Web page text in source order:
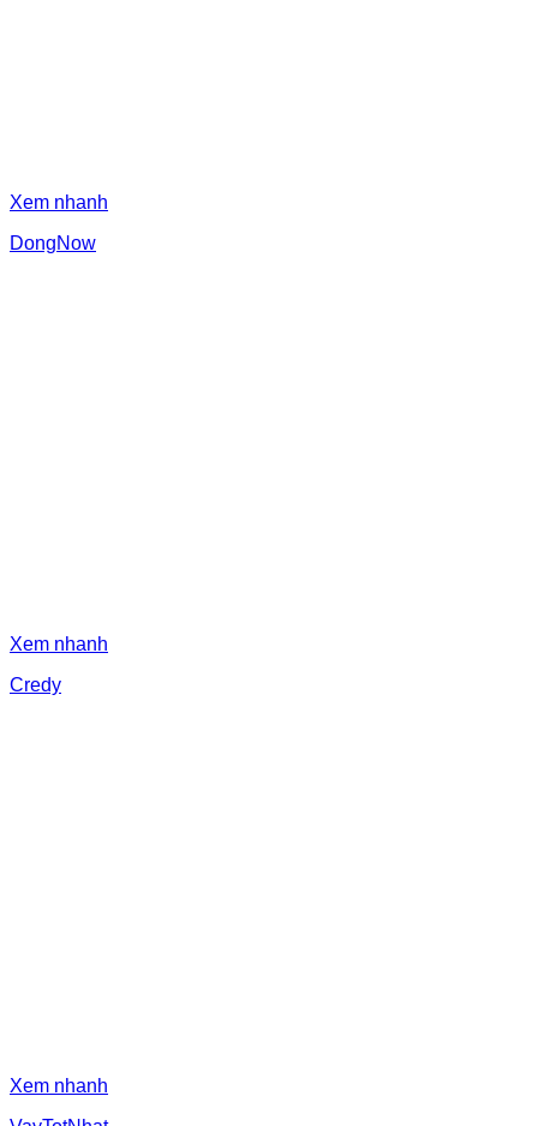
Xem nhanh
DongNow
Xem nhanh
Credy
Xem nhanh